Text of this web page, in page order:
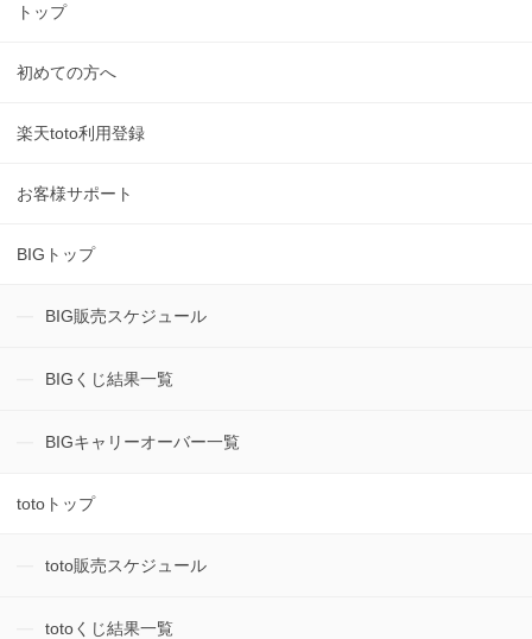
トップ
初めての方へ
楽天toto利用登録
お客様サポート
BIGトップ
BIG販売スケジュール
BIGくじ結果一覧
BIGキャリーオーバー一覧
totoトップ
toto販売スケジュール
totoくじ結果一覧